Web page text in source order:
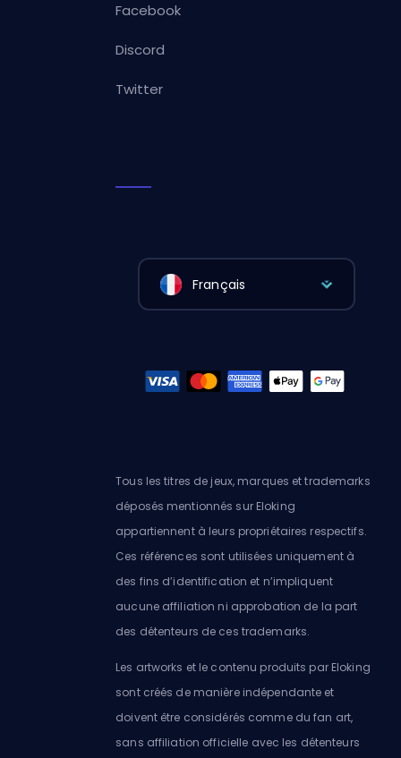
Facebook
Discord
Twitter
Français
Tous les titres de jeux, marques et trademarks
déposés mentionnés sur Eloking
appartiennent à leurs propriétaires respectifs.
Ces références sont utilisées uniquement à
des fins d’identification et n’impliquent
aucune affiliation ni approbation de la part
des détenteurs de ces trademarks.
Les artworks et le contenu produits par Eloking
sont créés de manière indépendante et
doivent être considérés comme du fan art,
sans affiliation officielle avec les détenteurs